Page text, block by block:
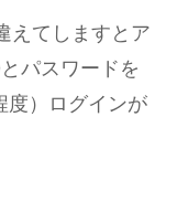
えてしますとア
パスワードを
度）ログインが